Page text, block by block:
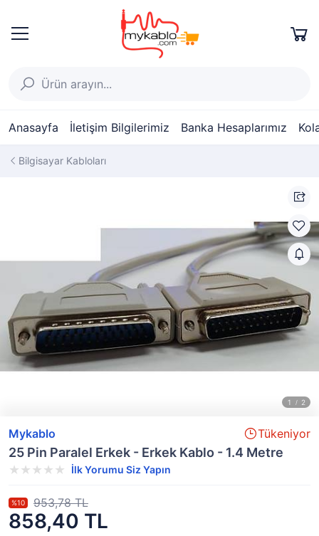
Anasayfa İletişim Bilgilerimiz Banka Hesaplarımız
Bilgisayar Kabloları
Mykablo Tükeniyor
25 Pin Paralel Erkek - Erkek Kablo - 1.4 Metre
İlk Yorumu Siz Yapın
858,40 TL
%10 953,78 TL